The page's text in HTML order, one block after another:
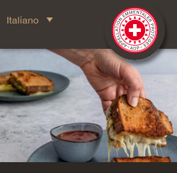
Italiano